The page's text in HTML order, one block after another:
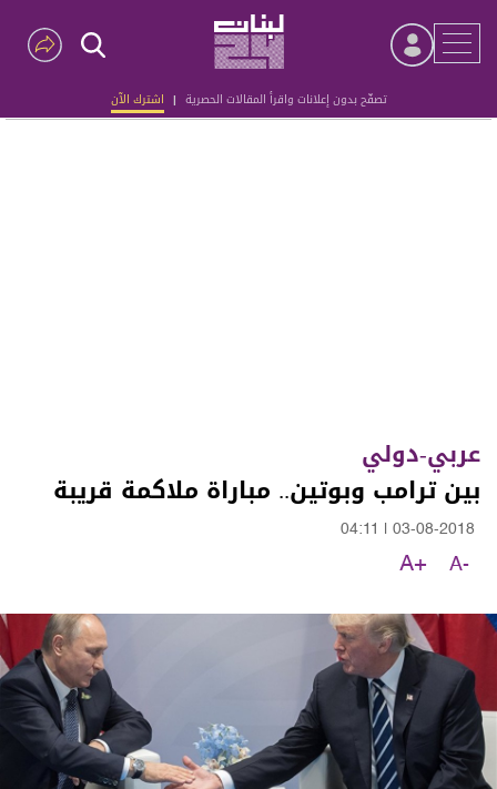
تصفّح بدون إعلانات واقرأ المقالات الحصرية | اشترك الآن
Advertisement
عربي-دولي
بين ترامب وبوتين.. مباراة ملاكمة قريبة
03-08-2018
04:11
A-
A+